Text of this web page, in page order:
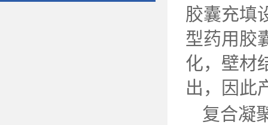
胶囊充填
型药用胶
化，壁材
出，因此
复合凝